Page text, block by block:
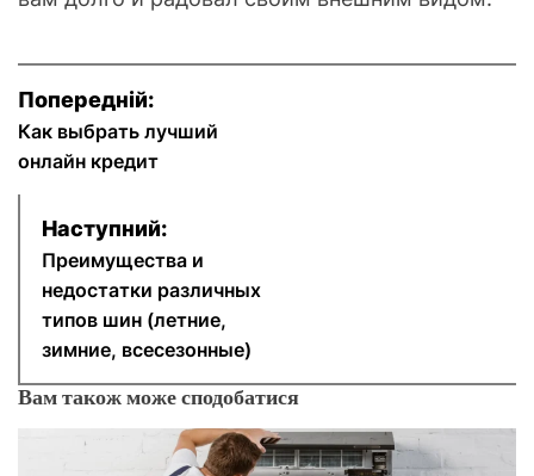
Н
а
в
ц
Попередній:
Как выбрать лучший
онлайн кредит
Наступний:
Преимущества и
недостатки различных
типов шин (летние,
зимние, всесезонные)
Вам також може сподобатися